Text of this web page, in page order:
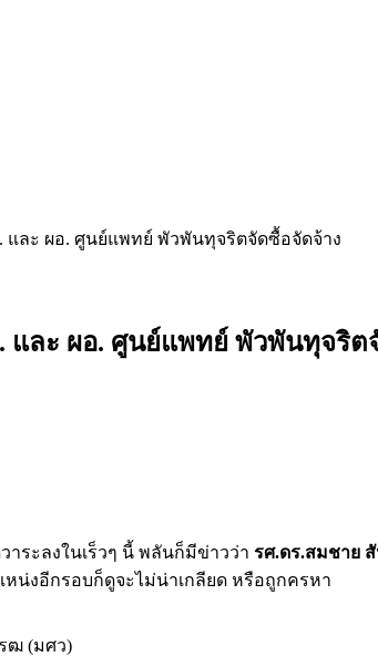
และ ผอ. ศูนย์แพทย์ พัวพันทุจริตจัดซื้อจัดจ้าง
และ ผอ. ศูนย์แพทย์ พัวพันทุจริต
ระลงในเร็วๆ นี้ พลันก็มีข่าวว่า รศ.ดร.สมชาย
น่งอีกรอบก็ดูจะไม่น่าเกลียด หรือถูกครหา
ฒ (มศว)